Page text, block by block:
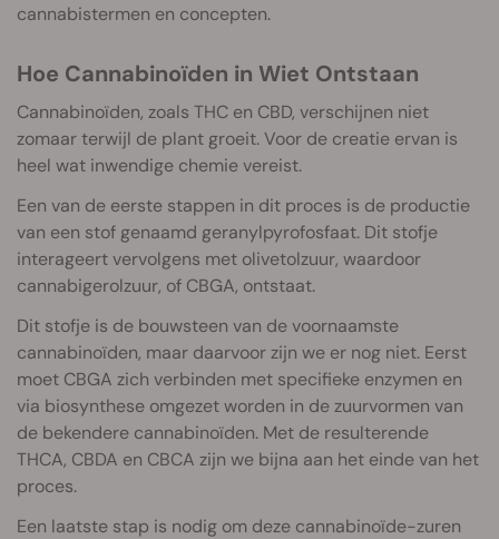
cannabistermen en concepten.
Hoe Cannabinoïden in Wiet Ontstaan
Cannabinoïden, zoals THC en CBD, verschijnen niet
zomaar terwijl de plant groeit. Voor de creatie ervan is
heel wat inwendige chemie vereist.
Een van de eerste stappen in dit proces is de productie
van een stof genaamd geranylpyrofosfaat. Dit stofje
interageert vervolgens met olivetolzuur, waardoor
cannabigerolzuur, of CBGA, ontstaat.
Dit stofje is de bouwsteen van de voornaamste
cannabinoïden, maar daarvoor zijn we er nog niet. Eerst
moet CBGA zich verbinden met specifieke enzymen en
via biosynthese omgezet worden in de zuurvormen van
de bekendere cannabinoïden. Met de resulterende
THCA, CBDA en CBCA zijn we bijna aan het einde van het
proces.
Een laatste stap is nodig om deze cannabinoïde-zuren